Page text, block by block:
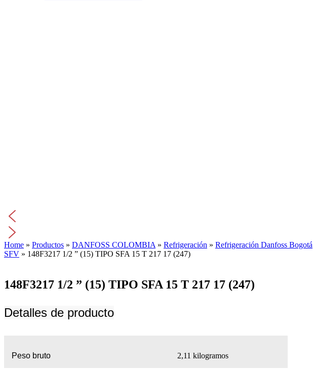
Home » Productos » DANFOSS COLOMBIA» Refrigeración » Refrigeración Danfoss Bogotá
SFV » 148F3217 1/2 ” (15) TIPO SFA 15 T 217 17 (247)
148F3217 1/2 ” (15) TIPO SFA 15 T 217 17 (247)
Detalles de producto
Peso bruto 2,11 kilogramos